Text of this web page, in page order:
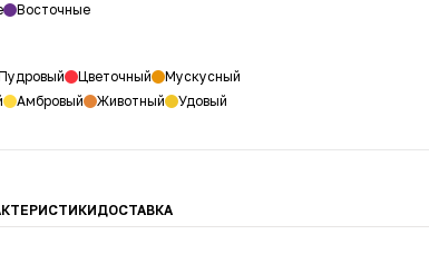
Восточные
Цветочный
Мускусный
Амбровый Животный Удовый
ДОСТАВКА